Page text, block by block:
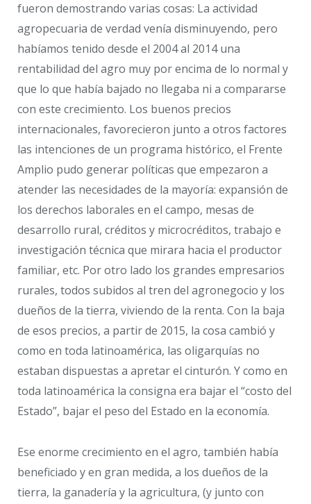
fueron demostrando varias cosas: La actividad
agropecuaria de verdad venía disminuyendo, pero
habíamos tenido desde el 2004 al 2014 una
rentabilidad del agro muy por encima de lo normal y
que lo que había bajado no llegaba ni a compararse
con este crecimiento. Los buenos precios
internacionales, favorecieron junto a otros factores
las intenciones de un programa histórico, el Frente
Amplio pudo generar políticas que empezaron a
atender las necesidades de la mayoría: expansión de
los derechos laborales en el campo, mesas de
desarrollo rural, créditos y microcréditos, trabajo e
investigación técnica que mirara hacia el productor
familiar, etc. Por otro lado los grandes empresarios
rurales, todos subidos al tren del agronegocio y los
dueños de la tierra, viviendo de la renta. Con la baja
de esos precios, a partir de 2015, la cosa cambió y
como en toda latinoamérica, las oligarquías no
estaban dispuestas a apretar el cinturón. Y como en
toda latinoamérica la consigna era bajar el “costo del
Estado”, bajar el peso del Estado en la economía.
Ese enorme crecimiento en el agro, también había
beneficiado y en gran medida, a los dueños de la
tierra, la ganadería y la agricultura, (y junto con